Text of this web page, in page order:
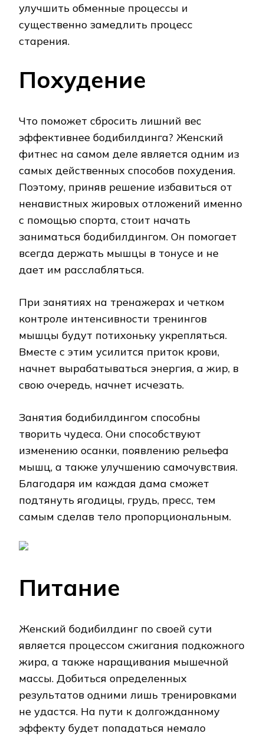
улучшить обменные процессы и
существенно замедлить процесс
старения.
Похудение
Что поможет сбросить лишний вес
эффективнее бодибилдинга? Женский
фитнес на самом деле является одним из
самых действенных способов похудения.
Поэтому, приняв решение избавиться от
ненавистных жировых отложений именно
с помощью спорта, стоит начать
заниматься бодибилдингом. Он помогает
всегда держать мышцы в тонусе и не
дает им расслабляться.
При занятиях на тренажерах и четком
контроле интенсивности тренингов
мышцы будут потихоньку укрепляться.
Вместе с этим усилится приток крови,
начнет вырабатываться энергия, а жир, в
свою очередь, начнет исчезать.
Занятия бодибилдингом способны
творить чудеса. Они способствуют
изменению осанки, появлению рельефа
мышц, а также улучшению самочувствия.
Благодаря им каждая дама сможет
подтянуть ягодицы, грудь, пресс, тем
самым сделав тело пропорциональным.
Питание
Женский бодибилдинг по своей сути
является процессом сжигания подкожного
жира, а также наращивания мышечной
массы. Добиться определенных
результатов одними лишь тренировками
не удастся. На пути к долгожданному
эффекту будет попадаться немало